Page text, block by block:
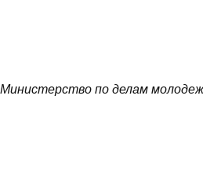
Министерство по делам